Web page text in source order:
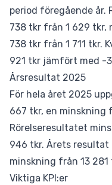
period föregående år.
738 tkr från 1 629 tkr,
738 tkr från 1 711 tkr.
921 tkr jämfört med -
Årsresultat 2025
För hela året 2025
667 tkr, en minskning
Rörelseresultatet
946 tkr. Årets resultat
minskning från 13
Viktiga KPI:er